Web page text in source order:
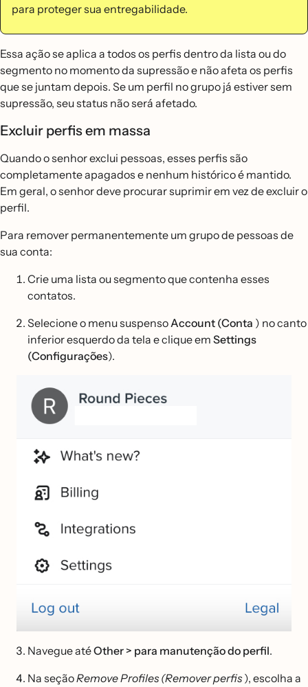
para proteger sua entregabilidade.
Essa ação se aplica a todos os perfis dentro da lista ou do
segmento no momento da supressão e não afeta os perfis
que se juntam depois. Se um perfil no grupo já estiver sem
supressão, seu status não será afetado.
Excluir perfis em massa
Quando o senhor exclui pessoas, esses perfis são
completamente apagados e nenhum histórico é mantido.
Em geral, o senhor deve procurar suprimir em vez de excluir o
perfil.
Para remover permanentemente um grupo de pessoas de
sua conta:
Crie uma lista ou segmento que contenha esses
contatos.
Selecione o menu suspenso Account (Conta ) no canto
inferior esquerdo da tela e clique em Settings
(Configurações).
Navegue atéOther > para manutenção do perfil.
Na seçãoRemove Profiles (Remover perfis), escolha a